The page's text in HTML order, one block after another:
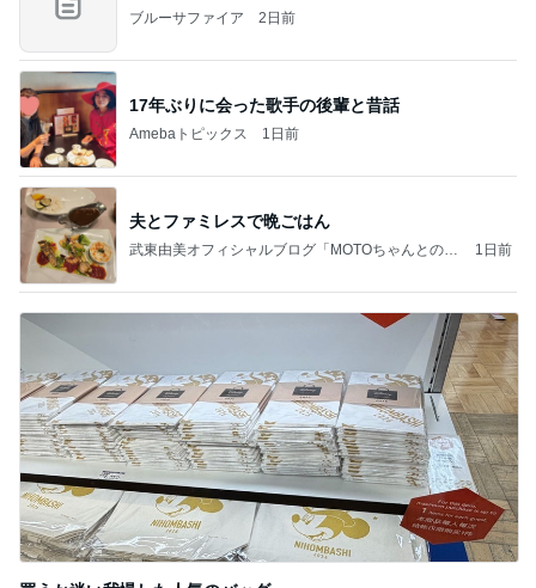
ブルーサファイア 2日前
17年ぶりに会った歌手の後輩と昔話
Amebaトピックス 1日前
夫とファミレスで晩ごはん
武東由美オフィシャルブログ「MOTOちゃんとのは
1日前